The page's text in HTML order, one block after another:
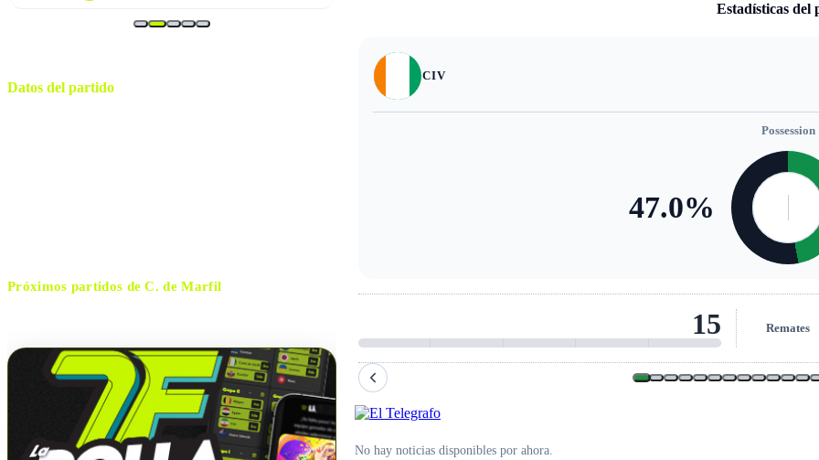
Datos del partido
Próximos partidos deC. de Marfil
Estadísticas del
CIV
Possession
47.0%
15 Remates
No hay noticias disponibles por ahora.